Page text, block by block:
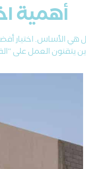
أهمية
هي الأساس. اختيار
على “القدة والميزان”